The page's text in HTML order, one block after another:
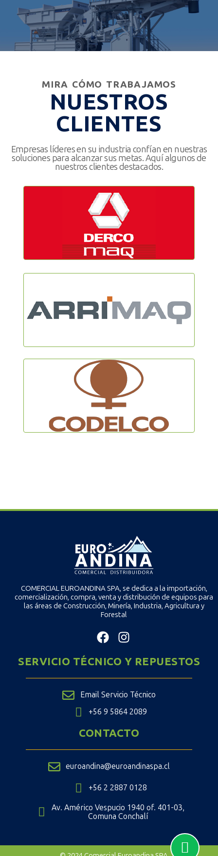
MIRA CÓMO TRABAJAMOS
NUESTROS
CLIENTES
Empresas líderes en su industria confían en nuestras
soluciones para alcanzar sus metas. Aquí algunos de
nuestros clientes destacados.
COMERCIAL EUROANDINA SPA, se dedica a la importación,
comercialización, compra, venta y distribución de equipos para
las áreas de Construcción, Minería, Industria, Agricultura y
Forestal
SERVICIO TÉCNICO Y REPUESTOS
Email Servicio Técnico
+56 9 5864 2089
CONTACTO
euroandina@euroandinaspa.cl
+56 2 2887 0128
Av. Américo Vespucio 1940 of. 401-03,
Comuna Conchalí